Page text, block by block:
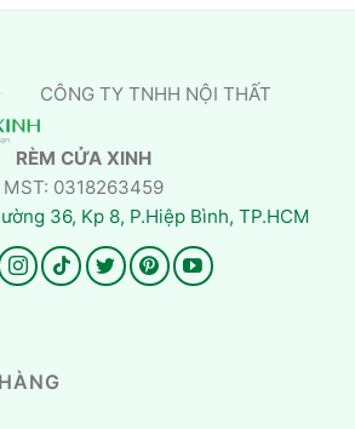
CÔNG TY TNHH NỘI THẤT
RÈM CỬA XINH
MST: 0318263459
36, Kp 8, P.Hiệp Bình, TP.HCM